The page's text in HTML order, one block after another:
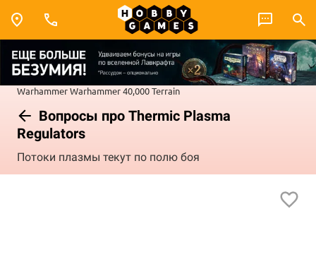
WarhammerWarhammer 40,000Terrain
Вопросы про Thermic Plasma
Regulators
Потоки плазмы текут по полю боя